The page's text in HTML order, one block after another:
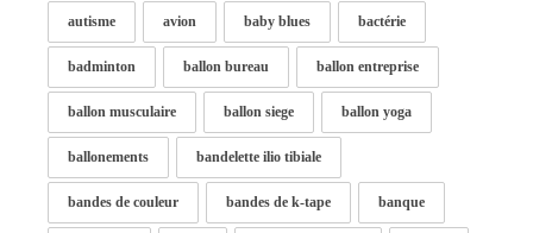
autisme avion baby blues bactérie
badminton ballon bureau ballon entreprise
ballon musculaire ballon siege ballon yoga
ballonements bandelette ilio tibiale
bandes de couleur bandes de k-tape banque